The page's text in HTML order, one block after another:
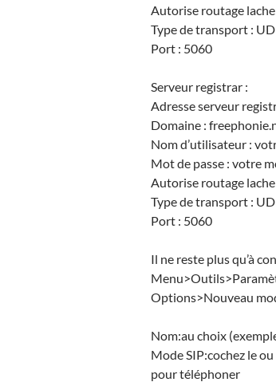
Autorise routage
Type de transport :
Port : 5060
Serveur registrar :
Adresse serveur
Domaine :
Nom d’utilisateur :
Mot de passe : votre
Autorise routage
Type de transport :
Port : 5060
Il ne reste plus qu’à
Options>Nouveau
Nom:au choix
Mode SIP:cochez le
pour téléphoner